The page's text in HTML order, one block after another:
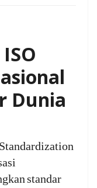
Dunia
standar